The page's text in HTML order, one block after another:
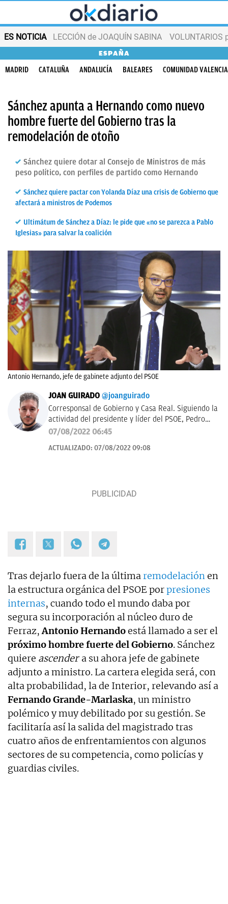
ES NOTICIA LECCIÓN de JOAQUÍN SABINA VOLUNTARIOS
ESPAÑA
MADRID CATALUÑA ANDALUCÍA BALEARES COMUNIDAD
Sánchez apunta a Hernando como nuevo
hombre fuerte del Gobierno tras la
remodelación de otoño
Sánchez quiere dotar al Consejo de Ministros de más
peso político, con perfiles de partido como Hernando
Sánchez quiere pactar con Yolanda Díaz una crisis de Gobierno que
afectará a ministros de Podemos
Ultimátum de Sánchez a Díaz: le pide que «no se parezca a Pablo
Iglesias» para salvar la coalición
Antonio Hernando, jefe de gabinete adjunto del PSOE
JOAN GUIRADO @joanguirado
Corresponsal de Gobierno y Casa Real. Siguiendo la
actividad del presidente y líder del PSOE, Pedro
Sánchez, y del Rey de España. También política
07/08/2022 06:45
ACTUALIZADO: 07/08/2022 09:08
Tras dejarlo fuera de la últimaremodelaciónen
la estructura orgánica del PSOE porpresiones
internas, cuando todo el mundo daba por
segura su incorporación al núcleo duro de
Ferraz,Antonio Hernandoestá llamado a ser el
próximo hombre fuerte del Gobierno. Sánchez
quiere ascendera su ahora jefe de gabinete
adjunto a ministro. La cartera elegida será, con
alta probabilidad, la de Interior, relevando así a
Fernando Grande-Marlaska, un ministro
polémico y muy debilitado por su gestión. Se
facilitaría así la salida del magistrado tras
cuatro años de enfrentamientos con algunos
sectores de su competencia, como policías y
guardias civiles.